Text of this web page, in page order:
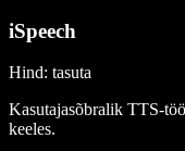
iSpeech
Hind: tasuta
Kasutajasõbralik TTS-
keeles.